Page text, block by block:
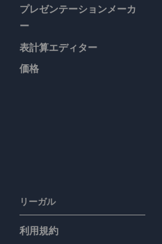
プレゼンテーションメーカ
ー
表計算エディター
価格
リーガル
利用規約